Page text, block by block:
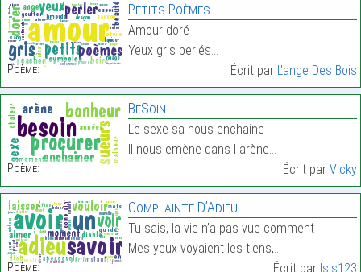
Poème:
Petits Poèmes
Amour doré
Yeux gris perlés…
Écrit par L'ange Des Bois
Poème:
BeSoin
Le sexe sa nous enchaine
Il nous emène dans l arène…
Écrit par Vicky
Poème:
Complainte D’Adieu
Tu sais, la vie n’a pas vue comment
Mes yeux voyaient les tiens,…
Écrit par Isis123